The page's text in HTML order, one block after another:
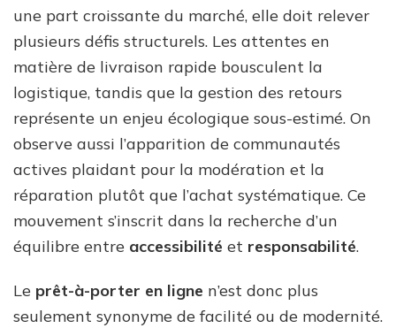
une part croissante du marché, elle doit relever
plusieurs défis structurels. Les attentes en
matière de livraison rapide bousculent la
logistique, tandis que la gestion des retours
représente un enjeu écologique sous-estimé. On
observe aussi l’apparition de communautés
actives plaidant pour la modération et la
réparation plutôt que l’achat systématique. Ce
mouvement s’inscrit dans la recherche d’un
équilibre entre accessibilité et responsabilité.
Le prêt-à-porter en ligne n’est donc plus
seulement synonyme de facilité ou de modernité.